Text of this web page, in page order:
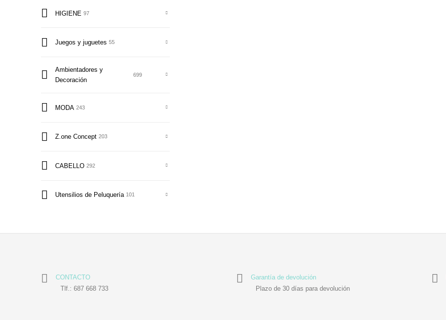
HIGIENE 97
Juegos y juguetes 55
Ambientadores y
Decoración
699
MODA 243
Z.one Concept 203
CABELLO 292
Utensilios de Peluquería 101
CONTACTO
Tlf.: 687 668 733
Garantía de devolución
Plazo de 30 días para devolución